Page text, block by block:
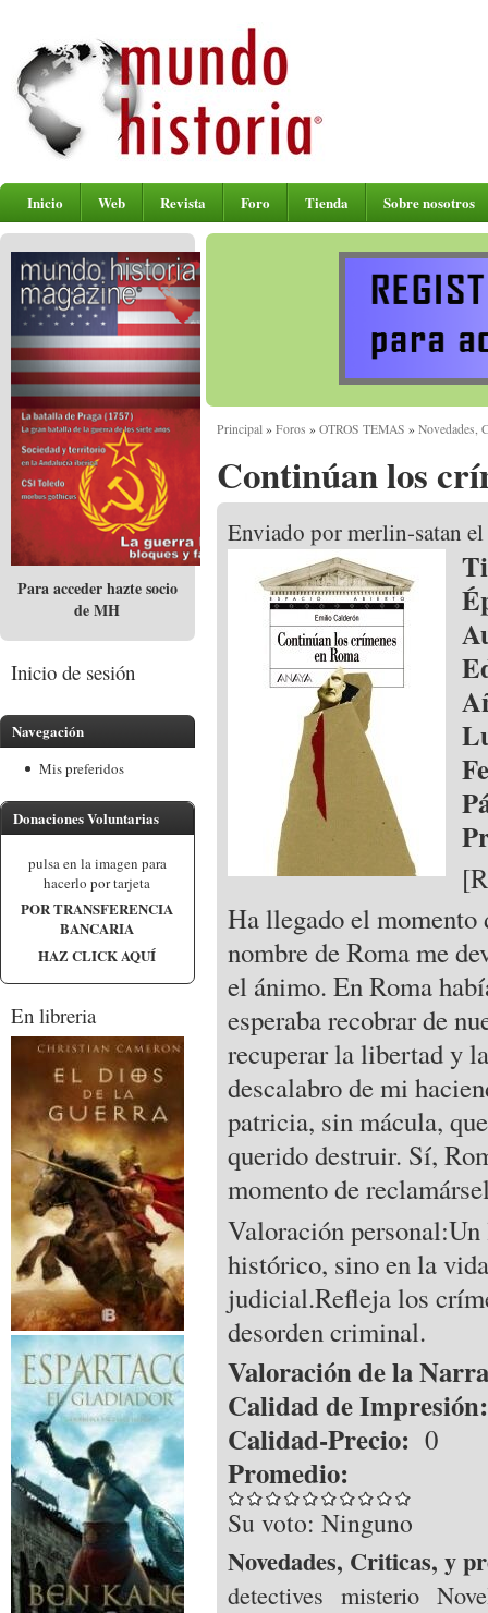
Inicio Web Revista Foro Tienda Sobre nosotros
Para acceder hazte socio
de MH
Inicio de sesión
Navegación
Mis preferidos
Donaciones Voluntarias
pulsa en la imagen para
hacerlo por tarjeta
POR TRANSFERENCIA
BANCARIA
HAZ CLICK AQUÍ
En libreria
Principal» Foros » OTROS TEMAS » Novedades,
Continúan los
Enviado por merlin-satan
Ha llegado el momento
nombre de Roma me
el ánimo. En Roma
esperaba recobrar de
recuperar la libertad y
descalabro de mi
patricia, sin mácula,
querido destruir. Sí,
momento de
Valoración
histórico, sino en la
judicial.Refleja los
desorden criminal.
Valoración de la
Calidad de
Calidad-Precio: 0
Promedio:
Su voto: Ninguno
Novedades, Criticas, y
detectives misterio